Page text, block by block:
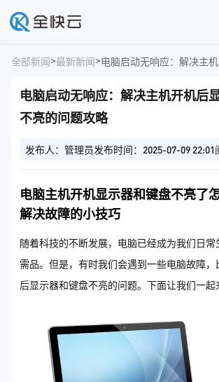
全部新闻>最新新闻>电脑启动无响应：解决主
电脑启动无响应：解决主机开机后
不亮的问题攻略
发布人：管理员发布时间：2025-07-09 22:01
电脑主机开机显示器和键盘不亮了
解决故障的小技巧
随着科技的不断发展，电脑已经成为我们日
需品。但是，有时我们会遇到一些电脑故障
后显示器和键盘不亮的问题。下面让我们一起